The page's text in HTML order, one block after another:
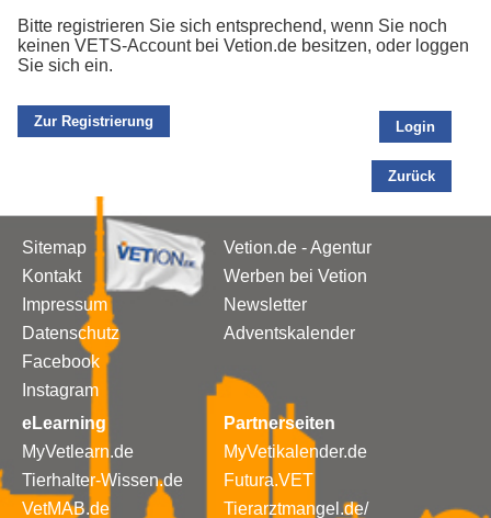
Bitte registrieren Sie sich entsprechend, wenn Sie noch
keinen VETS-Account bei Vetion.de besitzen, oder loggen
Sie sich ein.
Zur Registrierung Login
Zurück
Sitemap
Kontakt
Impressum
Datenschutz
Facebook
Instagram
Vetion.de - Agentur
Werben bei Vetion
Newsletter
Adventskalender
eLearning
MyVetlearn.de
Tierhalter-Wissen.de
VetMAB.de
Partnerseiten
MyVetikalender.de
Futura.VET
Tierarztmangel.de/